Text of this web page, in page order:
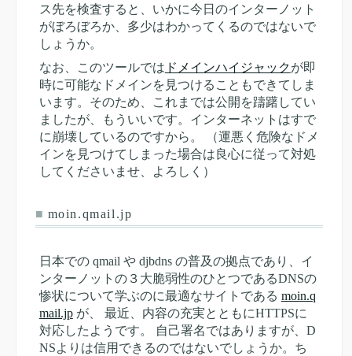
ス先を検査すると、いかに今日のインターノット
がぼろぼろか、多少はわかってくるのではないで
しょうか。
なお、このツールでは ドメインハイジャックが即
時に可能なドメインを見つけることもできてしま
います。そのため、これまでは公開を躊躇してい
ましたが、もういいです。インターネットはすで
に崩壊しているのですから。 （運悪く危険なドメ
インを見つけてしまった場合は良心に従って対処
してくださいませ、よろしく）
■ moin.qmail.jp
日本での qmail や djbdns の普及の拠点であり、イ
ンターノットの３大脆弱性のひとつであるDNSの
惨状について学ぶのに最適なサイトである moin.q
mail.jpが、 最近、内容の充実とともにHTTPSに
対応したようです。 自己署名ではありますが、D
NSよりは信用できるのではないでしょうか。ち